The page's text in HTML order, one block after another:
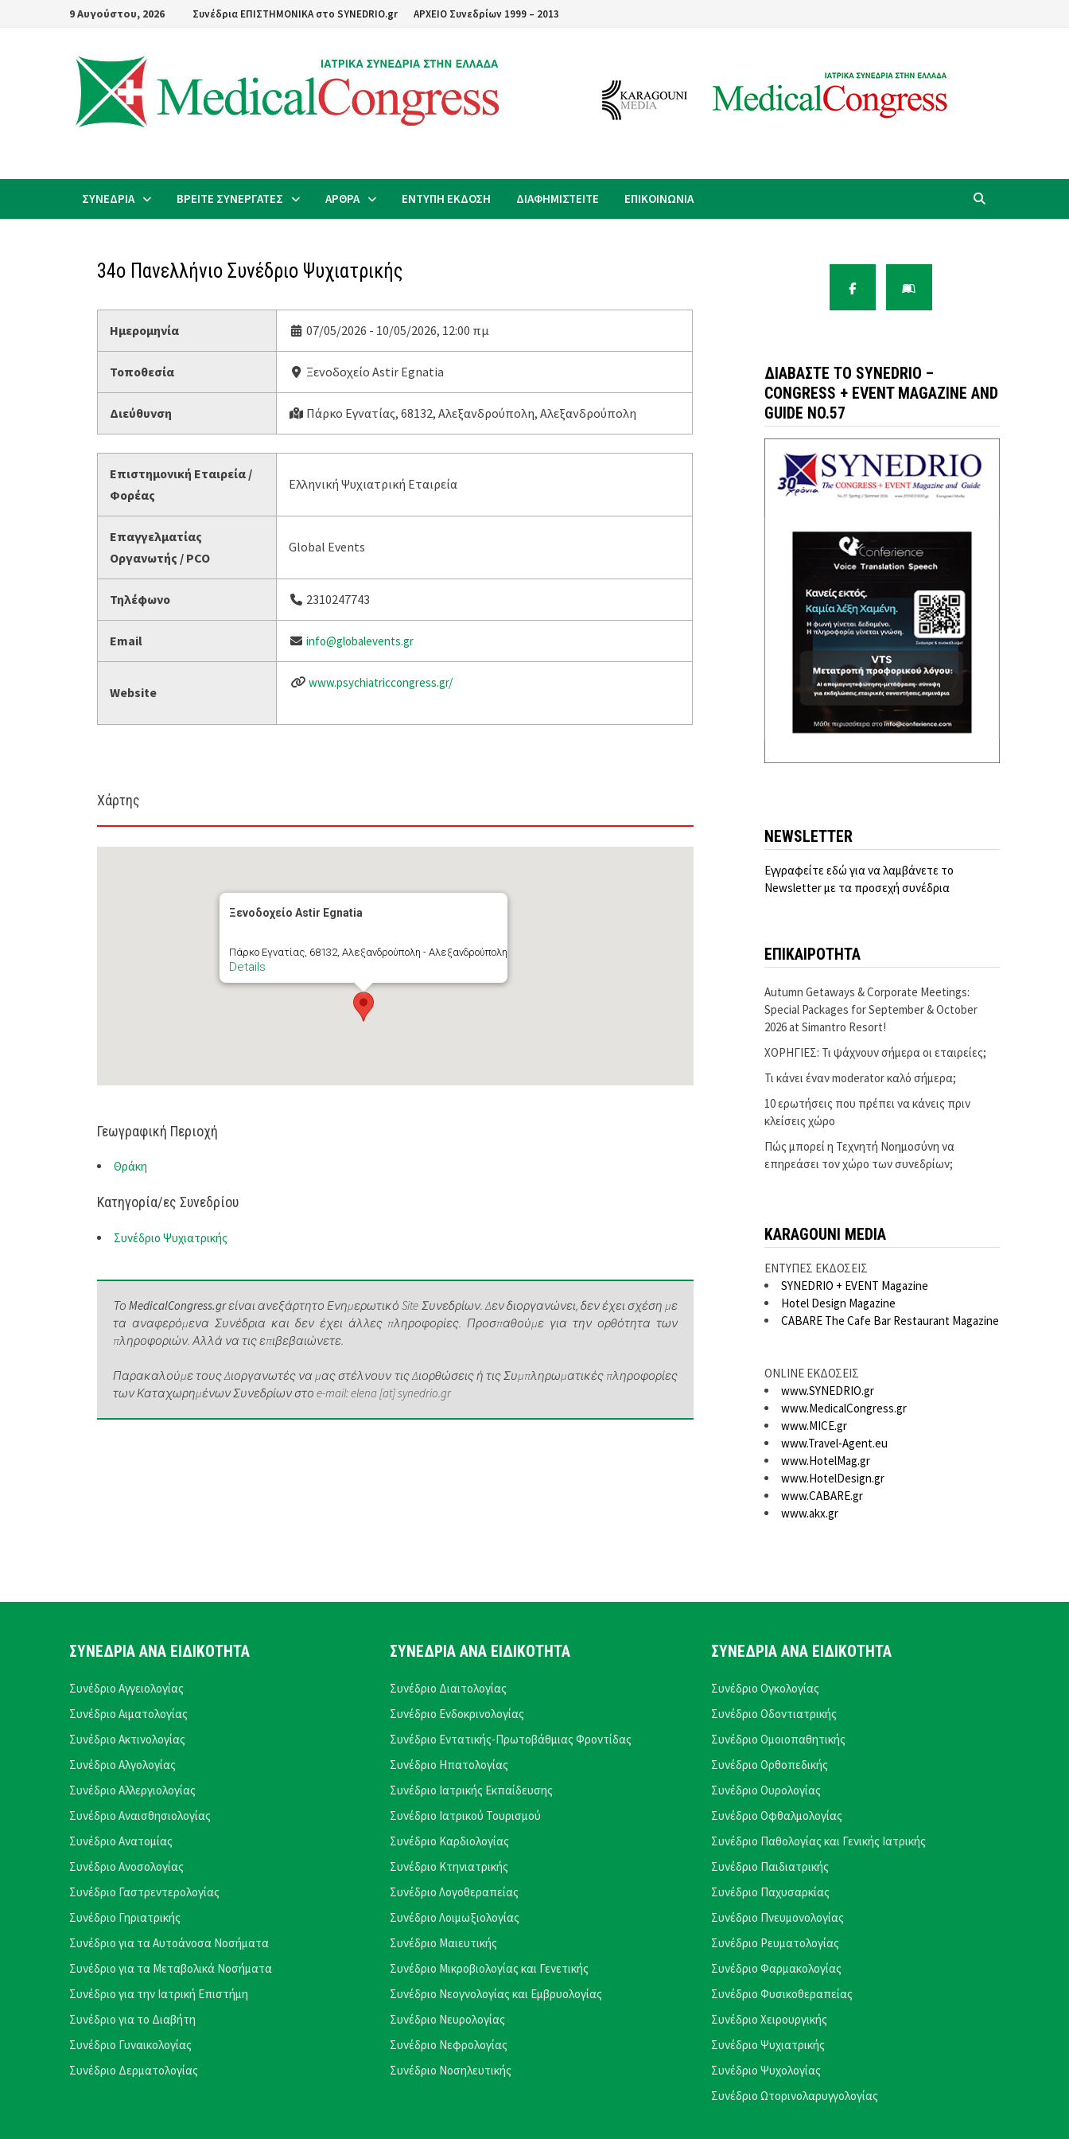
9 Αυγούστου, 2026 Συνέδρια ΕΠΙΣΤΗΜΟΝΙΚΑ στο SYNEDRIO.gr ΑΡΧΕΙΟ Συνεδρίων 1999 – 2013
ΣΥΝΕΔΡΙΑ ΒΡΕΙΤΕ ΣΥΝΕΡΓΑΤΕΣ ΑΡΘΡΑ ΕΝΤΥΠΗ ΕΚΔΟΣΗ ΔΙΑΦΗΜΙΣΤΕΙΤΕ ΕΠΙΚΟΙΝΩΝΙΑ
34ο Πανελλήνιο Συνέδριο Ψυχιατρικής
Ημερομηνία 07/05/2026 - 10/05/2026, 12:00 πμ
Τοποθεσία Ξενοδοχείο Astir Egnatia
Διεύθυνση Πάρκο Εγνατίας, 68132, Αλεξανδρούπολη, Αλεξανδρούπολη
Επιστημονική Εταιρεία /
Φορέας
Ελληνική Ψυχιατρική Εταιρεία
Επαγγελματίας
Οργανωτής / PCO
Global Events
Τηλέφωνο 2310247743
Email info@globalevents.gr
Website
www.psychiatriccongress.gr/
Χάρτης
Ξενοδοχείο Astir Egnatia
Πάρκο Εγνατίας, 68132, Αλεξανδρούπολη - Αλεξανδρούπολη
Details
Γεωγραφική Περιοχή
Θράκη
Κατηγορία/ες Συνεδρίου
Συνέδριο Ψυχιατρικής
ΤοMedicalCongress.grείναι ανεξάρτητο Ενημερωτικό Site Συνεδρίων. Δεν διοργανώνει, δεν έχει σχέση με
τα αναφερόμενα Συνέδρια και δεν έχει άλλες πληροφορίες. Προσπαθούμε για την ορθότητα των
πληροφοριών. Αλλά να τις επιβεβαιώνετε.
Παρακαλούμε τους Διοργανωτές να μας στέλνουν τις Διορθώσεις ή τις Συμπληρωματικές πληροφορίες
των Καταχωρημένων Συνεδρίων στο e-mail: elena [at] synedrio.gr
ΔΙΑΒΆΣΤΕ ΤΟ SYNEDRIO –
CONGRESS + EVENT MAGAZINE AND
GUIDE NO.57
NEWSLETTER
Εγγραφείτε εδώ για να λαμβάνετε το
Newsletter με τα προσεχή συνέδρια
ΕΠΙΚΑΙΡΟΤΗΤΑ
Autumn Getaways & Corporate Meetings:
Special Packages for September & October
2026 at Simantro Resort!
ΧΟΡΗΓΙΕΣ: Τι ψάχνουν σήμερα οι εταιρείες;
Τι κάνει έναν moderator καλό σήμερα;
10 ερωτήσεις που πρέπει να κάνεις πριν
κλείσεις χώρο
Πώς μπορεί η Τεχνητή Νοημοσύνη να
επηρεάσει τον χώρο των συνεδρίων;
KARAGOUNI MEDIA
ΕΝΤΥΠΕΣ ΕΚΔΟΣΕΙΣ
SYNEDRIO + EVENT Magazine
Hotel Design Magazine
CABARE The Cafe Bar Restaurant Magazine
ONLINE ΕΚΔΟΣΕΙΣ
www.SYNEDRIO.gr
www.MedicalCongress.gr
www.MICE.gr
www.Travel-Agent.eu
www.HotelMag.gr
www.HotelDesign.gr
www.CABARE.gr
www.akx.gr
ΣΥΝΕΔΡΙΑ ΑΝΑ ΕΙΔΙΚΟΤΗΤΑ
Συνέδριο Αγγειολογίας
Συνέδριο Αιματολογίας
Συνέδριο Ακτινολογίας
Συνέδριο Αλγολογίας
Συνέδριο Αλλεργιολογίας
Συνέδριο Αναισθησιολογίας
Συνέδριο Ανατομίας
Συνέδριο Ανοσολογίας
Συνέδριο Γαστρεντερολογίας
Συνέδριο Γηριατρικής
Συνέδριο για τα Αυτοάνοσα Νοσήματα
Συνέδριο για τα Μεταβολικά Νοσήματα
Συνέδριο για την Ιατρική Επιστήμη
Συνέδριο για το Διαβήτη
Συνέδριο Γυναικολογίας
Συνέδριο Δερματολογίας
ΣΥΝΕΔΡΙΑ ΑΝΑ ΕΙΔΙΚΟΤΗΤΑ
Συνέδριο Διαιτολογίας
Συνέδριο Ενδοκρινολογίας
Συνέδριο Εντατικής-Πρωτοβάθμιας Φροντίδας
Συνέδριο Ηπατολογίας
Συνέδριο Ιατρικής Εκπαίδευσης
Συνέδριο Ιατρικού Τουρισμού
Συνέδριο Καρδιολογίας
Συνέδριο Κτηνιατρικής
Συνέδριο Λογοθεραπείας
Συνέδριο Λοιμωξιολογίας
Συνέδριο Μαιευτικής
Συνέδριο Μικροβιολογίας και Γενετικής
Συνέδριο Νεογνολογίας και Εμβρυολογίας
Συνέδριο Νευρολογίας
Συνέδριο Νεφρολογίας
Συνέδριο Νοσηλευτικής
ΣΥΝΕΔΡΙΑ ΑΝΑ ΕΙΔΙΚΟΤΗΤΑ
Συνέδριο Ογκολογίας
Συνέδριο Οδοντιατρικής
Συνέδριο Ομοιοπαθητικής
Συνέδριο Ορθοπεδικής
Συνέδριο Ουρολογίας
Συνέδριο Οφθαλμολογίας
Συνέδριο Παθολογίας και Γενικής Ιατρικής
Συνέδριο Παιδιατρικής
Συνέδριο Παχυσαρκίας
Συνέδριο Πνευμονολογίας
Συνέδριο Ρευματολογίας
Συνέδριο Φαρμακολογίας
Συνέδριο Φυσικοθεραπείας
Συνέδριο Χειρουργικής
Συνέδριο Ψυχιατρικής
Συνέδριο Ψυχολογίας
Συνέδριο Ωτορινολαρυγγολογίας